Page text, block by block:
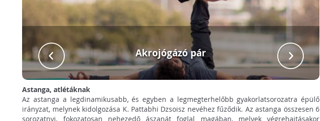
Akrojógázó pár
Astanga, atlétáknak
Az astanga a legdinamikusabb, és egyben a legmegterhelőbb gyakorlatsorozatra épülő
irányzat, melynek kidolgozása K. Pattabhi Dzsoisz nevéhez fűződik. Az astanga összesen 6
sorozatnyi, fokozatosan nehezedő ászanát foglal magában, melyek végrehajtásakor